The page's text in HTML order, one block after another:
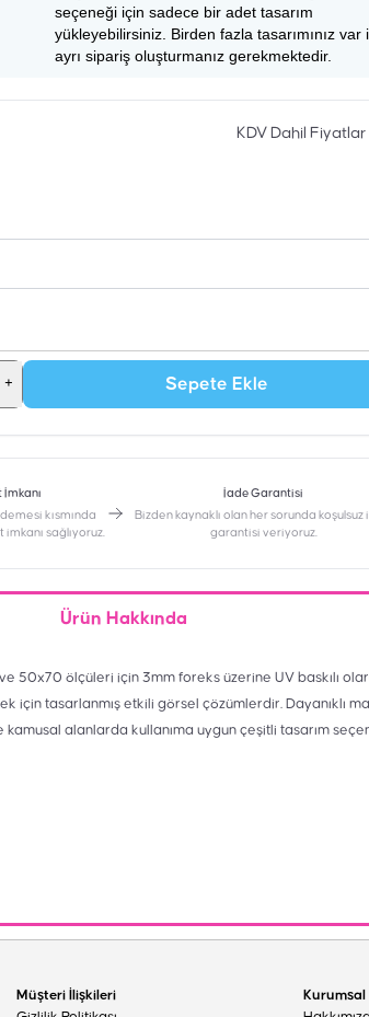
seçeneği için sadece bir adet tasarım
yükleyebilirsiniz. Birden fazla tasarımınız var
ayrı sipariş oluşturmanız gerekmektedir.
KDV Dahil Fiyatlar
+ Sepete Ekle
İmkanı
kısmında
sağlıyoruz.
İade Garantisi
Bizden kaynaklı olan her sorunda koşulsuz
garantisi veriyoruz.
Ürün Hakkında
50x70 ölçüleri için 3mm foreks üzerine UV baskılı
için tasarlanmış etkili görsel çözümlerdir. Dayanıklı
alanlarda kullanıma uygun çeşitli tasarım
Müşteri İlişkileri
Kurumsal